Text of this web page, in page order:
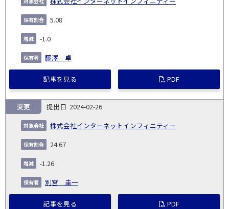
5.08
-1.0
藤澤 卓
記事を見る PDF
2024-02-26
株式会社インターネットインフィニティー
変更
24.67
-1.26
別宮 圭一
記事を見る PDF